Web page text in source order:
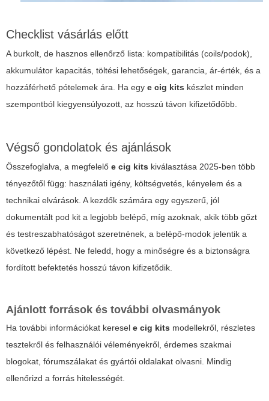
Checklist vásárlás előtt
A burkolt, de hasznos ellenőrző lista: kompatibilitás (coils/podok),
akkumulátor kapacitás, töltési lehetőségek, garancia, ár-érték, és a
hozzáférhető pótelemek ára. Ha egy e cig kits készlet minden
szempontból kiegyensúlyozott, az hosszú távon kifizetődőbb.
Végső gondolatok és ajánlások
Összefoglalva, a megfelelő e cig kits kiválasztása 2025-ben több
tényezőtől függ: használati igény, költségvetés, kényelem és a
technikai elvárások. A kezdők számára egy egyszerű, jól
dokumentált pod kit a legjobb belépő, míg azoknak, akik több gőzt
és testreszabhatóságot szeretnének, a belépő-modok jelentik a
következő lépést. Ne feledd, hogy a minőségre és a biztonságra
fordított befektetés hosszú távon kifizetődik.
Ajánlott források és további olvasmányok
Ha további információkat keresel e cig kits modellekről, részletes
tesztekről és felhasználói véleményekről, érdemes szakmai
blogokat, fórumszálakat és gyártói oldalakat olvasni. Mindig
ellenőrizd a forrás hitelességét.